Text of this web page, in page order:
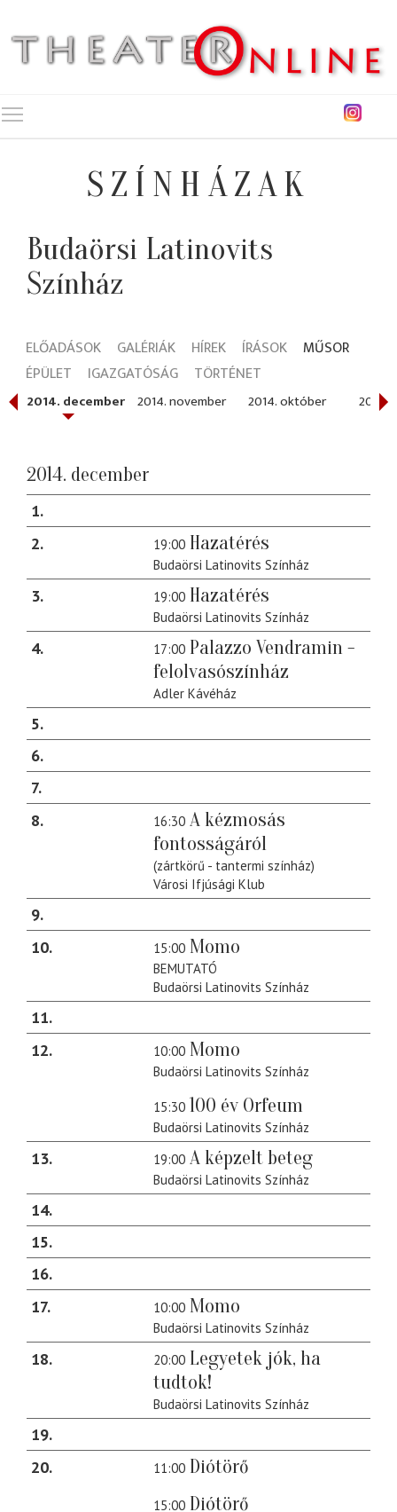
SZÍNHÁZAK
Budaörsi Latinovits
Színház
ELŐADÁSOK GALÉRIÁK HÍREK ÍRÁSOK
MŰSOR
ÉPÜLET
IGAZGATÓSÁG TÖRTÉNET
2014. december 2014. november 2014. október 2014.
2014. december
1
2
19:00 Hazatérés
Budaörsi Latinovits Színház
3 19:00 Hazatérés
Budaörsi Latinovits Színház
4 17:00 Palazzo Vendramin -
felolvasószínház
Adler Kávéház
5
6
7
8
16:30 A kézmosás
fontosságáról
(zártkörű - tantermi színház)
Városi Ifjúsági Klub
9
10
15:00 Momo
BEMUTATÓ
Budaörsi Latinovits Színház
11
12
10:00 Momo
Budaörsi Latinovits Színház
15:30 100 év Orfeum
Budaörsi Latinovits Színház
13 19:00 A képzelt beteg
Budaörsi Latinovits Színház
14
15
16
17
10:00 Momo
Budaörsi Latinovits Színház
18 20:00 Legyetek jók, ha
tudtok!
Budaörsi Latinovits Színház
19
20
11:00 Diótörő
15:00 Diótörő